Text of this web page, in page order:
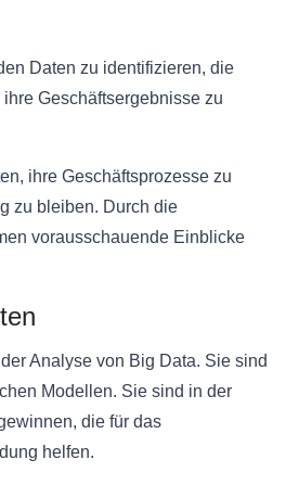
Daten zu identifizieren, die
Geschäftsergebnisse zu
ihre Geschäftsprozesse zu
zu bleiben. Durch die
vorausschauende Einblicke
Analyse von Big Data. Sie sind
Modellen. Sie sind in der
die für das
helfen.